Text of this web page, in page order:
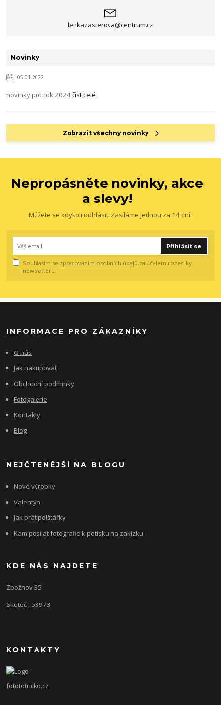
lenkazasterova@centrum.cz
Novinky
05.01.2022
novinky pro rok 2024číst celé
Zobrazit všechny novinky
Nepropásněte novinky, akce
a slevy!
Můžete se kdykoli odhlásit. Zasíláme jednou za 14 dní.
Přihlásit se
Souhlasím se zpracováním osobních údajů za účelem rozesílky
newsletteru.
INFORMACE PRO ZÁKAZNÍKY
O nás
Jak nakupovat
Obchodní podmínky
Fotogalerie
Kontakty
Blog
NEJČTENĚJŠÍ NA BLOGU
Nové výrobky
Valentýn
Jak prát polštářky
Kam posílat fotografie k potisku na zakízku
KDE NÁS NAJDETE
Zbožnov 35
Skuteč , 53973
KONTAKTY
fotototricko.cz